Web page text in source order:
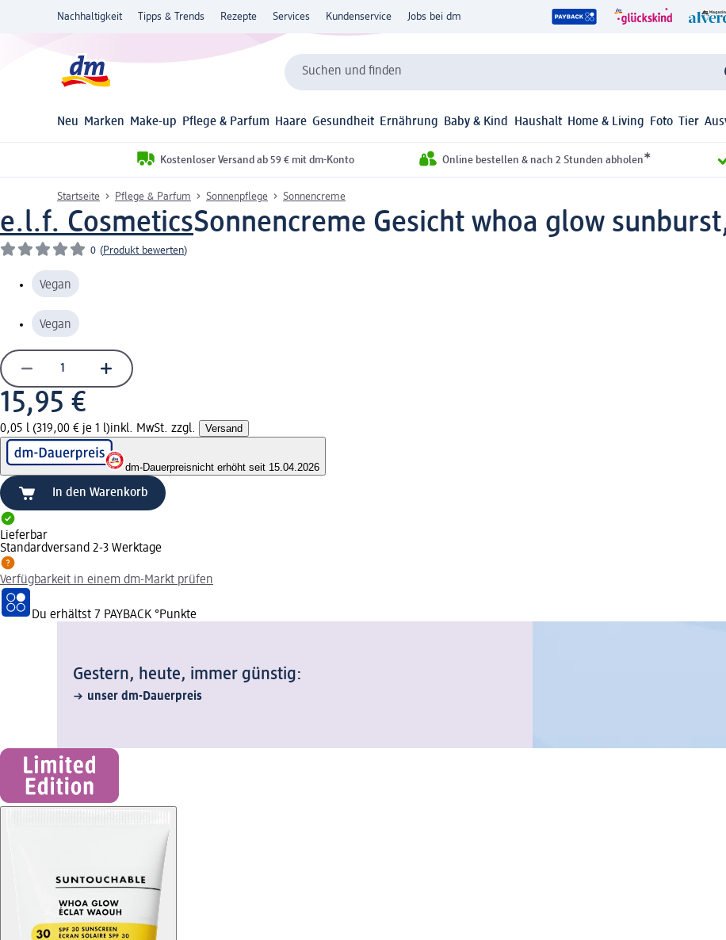
Nachhaltigkeit Tipps & Trends Rezepte Services Kundenservice Jobs bei dm
Suchen und finden
Neu Marken Make-up Pflege & Parfum Haare Gesundheit Ernährung Baby & Kind Haushalt Home & Living Foto Tier
Kostenloser Versand ab 59 € mit dm-Konto Online bestellen & nach 2 Stunden abholen*
Startseite Pflege & Parfum Sonnenpflege Sonnencreme
e.l.f. CosmeticsSonnencreme Gesicht whoa glow
0 (Produkt bewerten)
Vegan
Vegan
15,95 €
0,05 l (319,00 € je 1 l)inkl. MwSt. zzgl. Versand
dm-Dauerpreisnicht erhöht seit 15.04.2026
In den Warenkorb
Lieferbar
Standardversand 2-3 Werktage
Verfügbarkeit in einem dm-Markt prüfen
Du erhältst 7 PAYBACK °Punkte
Gestern, heute, immer günstig:
unser dm-Dauerpreis